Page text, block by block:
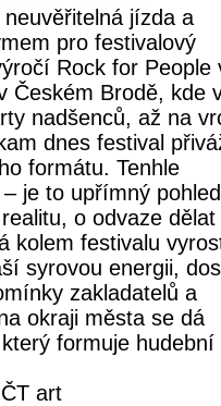
jízda a
pro festivalový
Rock for People
Českém Brodě, kde
nadšenců, až na
dnes festival
formátu. Tenhle
je to upřímný
o odvaze dělat
kolem festivalu
syrovou energii,
zakladatelů a
okraji města se dá
formuje hudební
art